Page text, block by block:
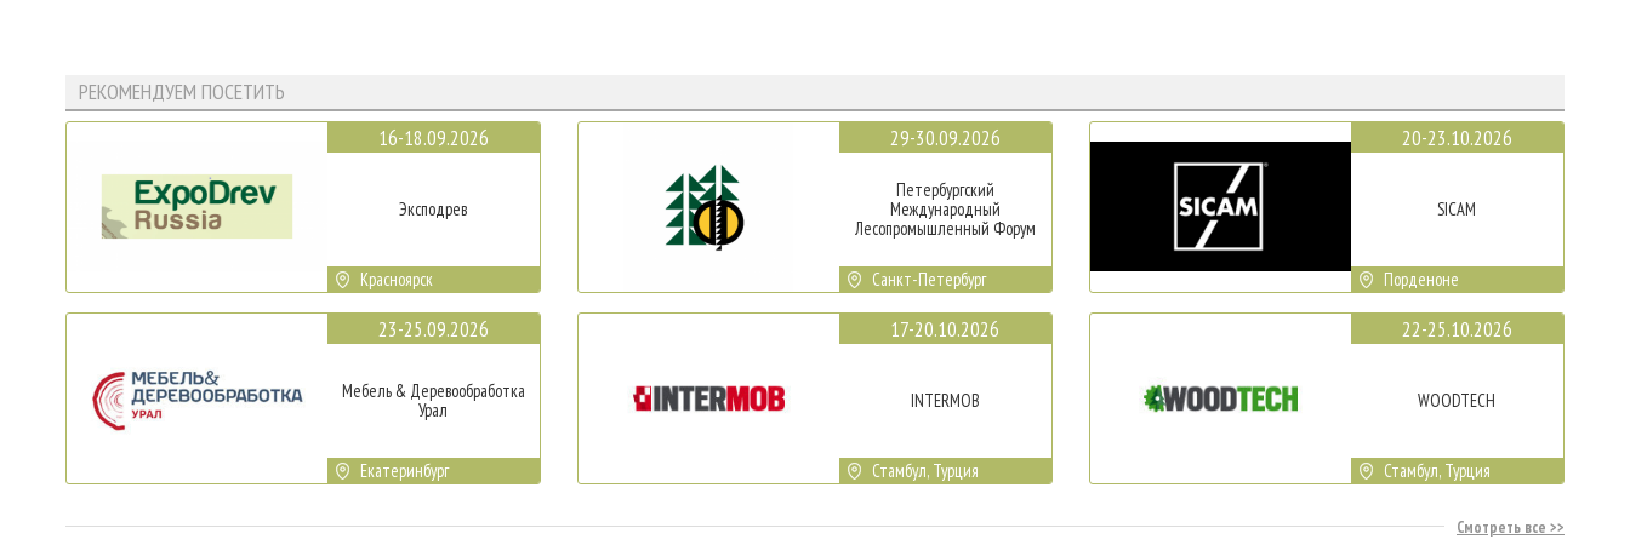
РЕКОМЕНДУЕМ ПОСЕТИТЬ
16-18.09.2026
Эксподрев
Красноярск
23-25.09.2026
Мебель & Деревообработка
Урал
Екатеринбург
29-30.09.2026
Петербургский
Международный
Лесопромышленный Форум
Санкт-Петербург
17-20.10.2026
INTERMOB
Стамбул, Турция
20-23.10.2026
SICAM
Порденоне
22-25.10.2026
WOODTECH
Стамбул, Турция
Смотреть все